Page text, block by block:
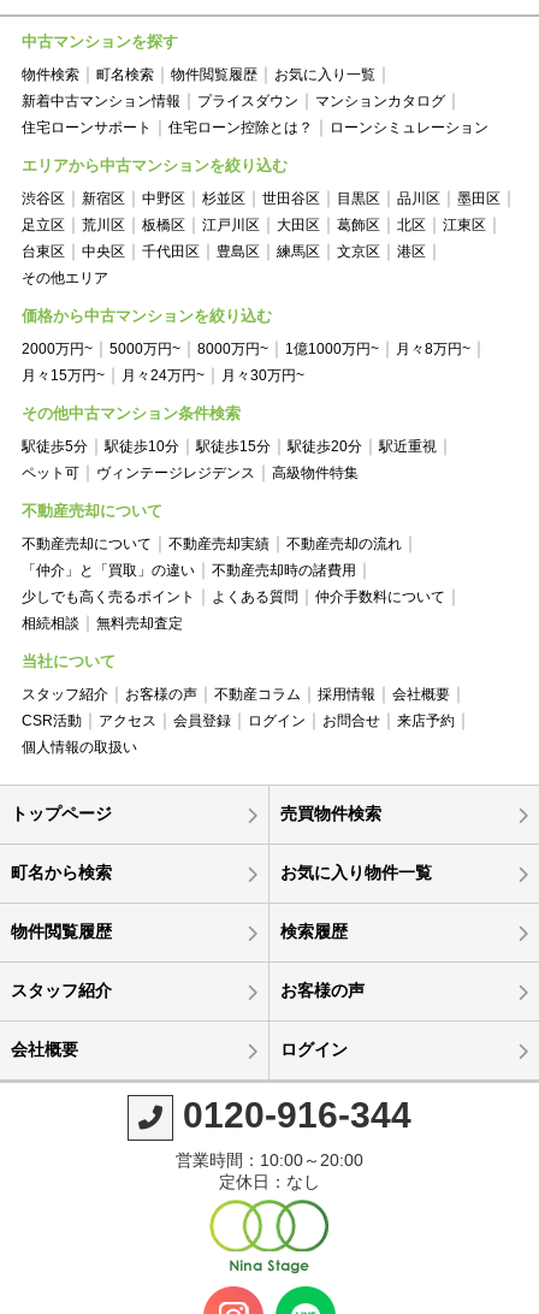
中古マンションを探す
物件検索 町名検索 物件閲覧履歴
お気に入り一覧
新着中古マンション情報
プライスダウン
マンションカタログ
住宅ローンサポート
住宅ローン控除とは？ ローンシミュレーション
エリアから中古マンションを絞り込む
渋谷区 新宿区 中野区 杉並区 世田谷区 目黒区 品川区
墨田区
足立区
荒川区 板橋区 江戸川区 大田区 葛飾区 北区
江東区
台東区
中央区 千代田区 豊島区 練馬区 文京区
港区
その他エリア
価格から中古マンションを絞り込む
2000万円~ 5000万円~ 8000万円~ 1億1000万円~
月々8万円~
月々15万円~
月々24万円~ 月々30万円~
その他中古マンション条件検索
駅徒歩5分 駅徒歩10分 駅徒歩15分 駅徒歩20分
駅近重視
ペット可
ヴィンテージレジデンス 高級物件特集
不動産売却について
不動産売却について 不動産売却実績
不動産売却の流れ
「仲介」と「買取」の違い
不動産売却時の諸費用
少しでも高く売るポイント
よくある質問
仲介手数料について
相続相談
無料売却査定
当社について
スタッフ紹介 お客様の声 不動産コラム 採用情報
会社概要
CSR活動
アクセス 会員登録 ログイン お問合せ
来店予約
個人情報の取扱い
トップページ 売買物件検索
町名から検索 お気に入り物件一覧
物件閲覧履歴 検索履歴
スタッフ紹介 お客様の声
会社概要 ログイン
0120-916-344
営業時間：10:00～20:00
定休日：なし